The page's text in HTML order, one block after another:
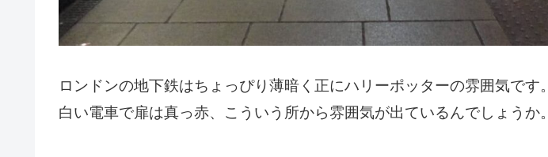
ロンドンの地下鉄はちょっぴり薄暗く正にハリーポッターの雰囲気です。
白い電車で扉は真っ赤、こういう所から雰囲気が出ているんでしょうか。